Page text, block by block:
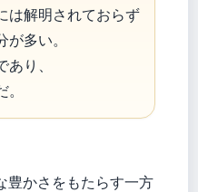
は解明されておらず
多い。
り、
豊かさをもたらす一方